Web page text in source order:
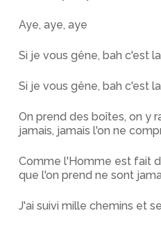
Aye, aye, aye
Si je vous gêne, bah c'est
Si je vous gêne, bah c'est
On prend des boîtes, on y
jamais, jamais l'on ne
Comme l'Homme est fait
que l'on prend ne sont
J'ai suivi mille chemins et